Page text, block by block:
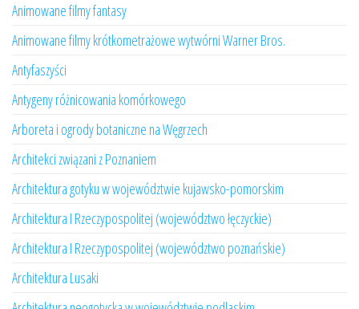
Animowane filmy fantasy
Animowane filmy krótkometrażowe wytwórni Warner Bros.
Antyfaszyści
Antygeny różnicowania komórkowego
Arboreta i ogrody botaniczne na Węgrzech
Architekci związani z Poznaniem
Architektura gotyku w województwie kujawsko-pomorskim
Architektura I Rzeczypospolitej (województwo łęczyckie)
Architektura I Rzeczypospolitej (województwo poznańskie)
Architektura Lusaki